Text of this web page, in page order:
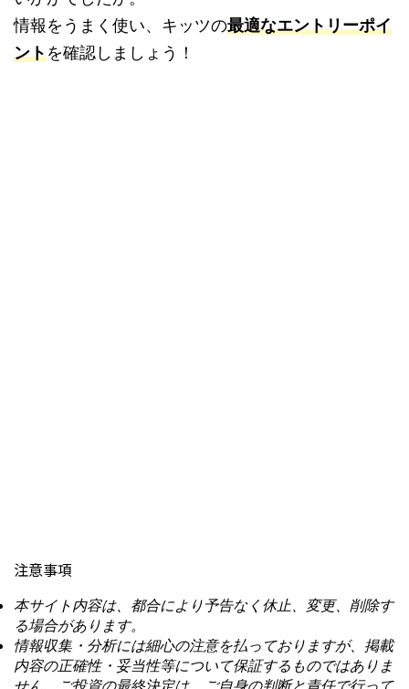
情報をうまく使い、キッツの最適なエントリーポイ
ントを確認しましょう！
注意事項
本サイト内容は、都合により予告なく休止、変更、削除す
る場合があります。
情報収集・分析には細心の注意を払っておりますが、掲載
内容の正確性・妥当性等について保証するものではありま
せん。ご投資の最終決定は、ご自身の判断と責任で行って